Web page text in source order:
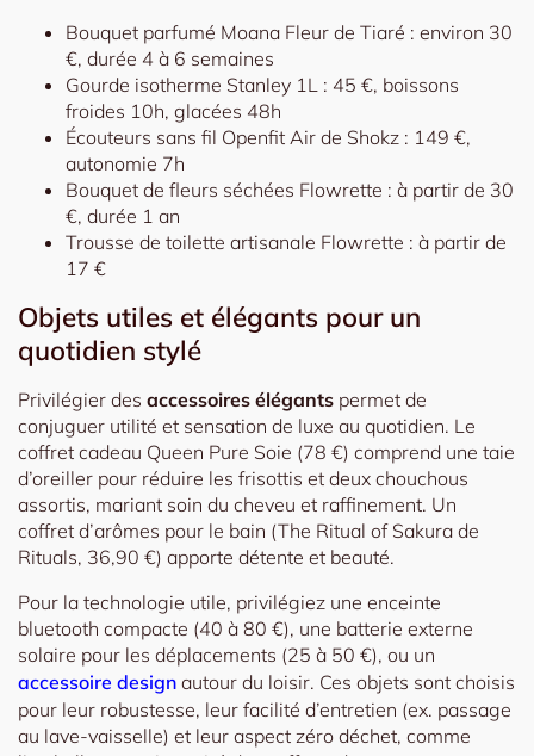
Bouquet parfumé Moana Fleur de Tiaré : environ 30
€, durée 4 à 6 semaines
Gourde isotherme Stanley 1L : 45 €, boissons
froides 10h, glacées 48h
Écouteurs sans fil Openfit Air de Shokz : 149 €,
autonomie 7h
Bouquet de fleurs séchées Flowrette : à partir de 30
€, durée 1 an
Trousse de toilette artisanale Flowrette : à partir de
17 €
Objets utiles et élégants pour un
quotidien stylé
Privilégier des accessoires élégants permet de
conjuguer utilité et sensation de luxe au quotidien. Le
coffret cadeau Queen Pure Soie (78 €) comprend une taie
d’oreiller pour réduire les frisottis et deux chouchous
assortis, mariant soin du cheveu et raffinement. Un
coffret d’arômes pour le bain (The Ritual of Sakura de
Rituals, 36,90 €) apporte détente et beauté.
Pour la technologie utile, privilégiez une enceinte
bluetooth compacte (40 à 80 €), une batterie externe
solaire pour les déplacements (25 à 50 €), ou un
accessoire design autour du loisir. Ces objets sont choisis
pour leur robustesse, leur facilité d’entretien (ex. passage
au lave-vaisselle) et leur aspect zéro déchet, comme